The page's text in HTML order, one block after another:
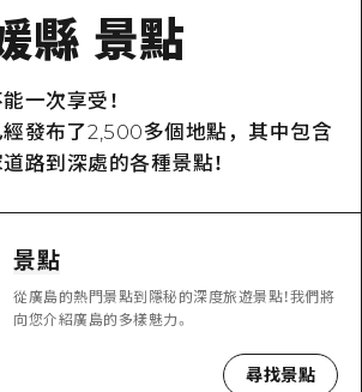
薦
術
動·廟會
自行車
物
程
Hiroshima 官方向導
島隨意旅行
島市內
芸
對了
表
對了
北
息
信息
縣 景點
一次享受！
發布了2,500多個地點，其中包含
路到深處的各種景點！
景點
從廣島的熱門景點到隱秘的深度旅遊景點！我們將
向您介紹廣島的多樣魅力。
尋找景點